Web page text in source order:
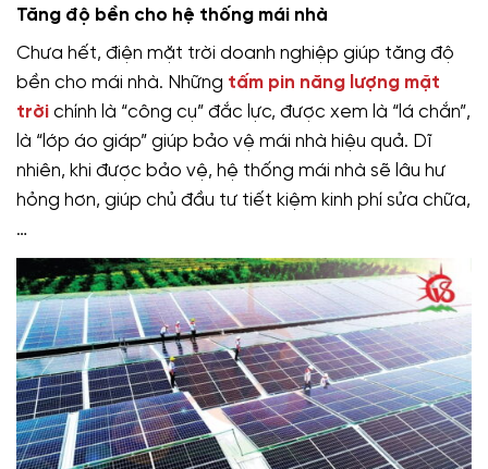
Tăng độ bền cho hệ thống mái nhà
Chưa hết, điện mặt trời doanh nghiệp giúp tăng độ
bền cho mái nhà. Những tấm pin năng lượng mặt
trời chính là “công cụ” đắc lực, được xem là “lá chắn”,
là “lớp áo giáp” giúp bảo vệ mái nhà hiệu quả. Dĩ
nhiên, khi được bảo vệ, hệ thống mái nhà sẽ lâu hư
hỏng hơn, giúp chủ đầu tư tiết kiệm kinh phí sửa chữa,
…